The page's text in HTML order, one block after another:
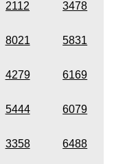
2112 3478
8021 5831
4279 6169
5444 6079
3358 6488